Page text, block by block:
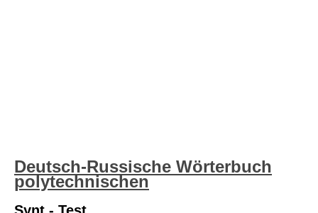
Deutsch-Russische Wörterbuch
polytechnischen